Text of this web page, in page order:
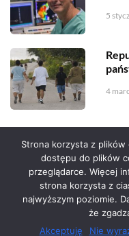
5
4
Serwis
Strona korzysta z
dostępu do plików
przeglądarce. Więcej
strona korzysta z
najwyższym poziomie.
że
Akceptuję
Nie